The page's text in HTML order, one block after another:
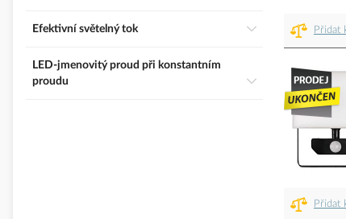
Přidat
Přidat
Efektivní světelný tok
LED-jmenovitý proud při konstantním
proudu